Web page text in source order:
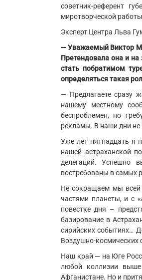
советник-референт
миротворческой
Эксперт Центра Льва
— Уважаемый Виктор
Претендовала она и на
стать побратимом
определяться такая
— Предлагаете сразу
нашему местному
беспроблемен, но
рекламы. В наши дни не
Уже лет пятнадцать я
нашей астраханской
делегаций. Успешно
востребованы в самых
Не сокращаем мы всей
частями планеты, и с
повестке дня –
базирование в
сирийских событиях…
Воздушно-космических
Наш край — на Юге
любой коллизии
Афганистане. Но и